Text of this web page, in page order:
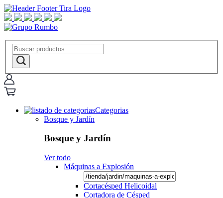
Categorias
Bosque y Jardín
Bosque y Jardín
Ver todo
Máquinas a Explosión
Cortacésped Helicoidal
Cortadora de Césped